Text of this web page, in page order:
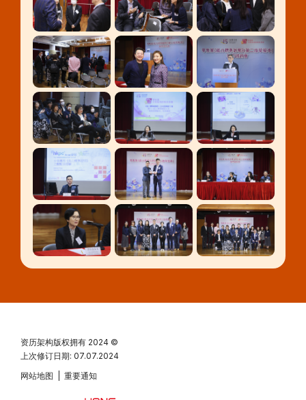
资历架构版权拥有 2024 ©
上次修订日期: 07.07.2024
网站地图
重要通知